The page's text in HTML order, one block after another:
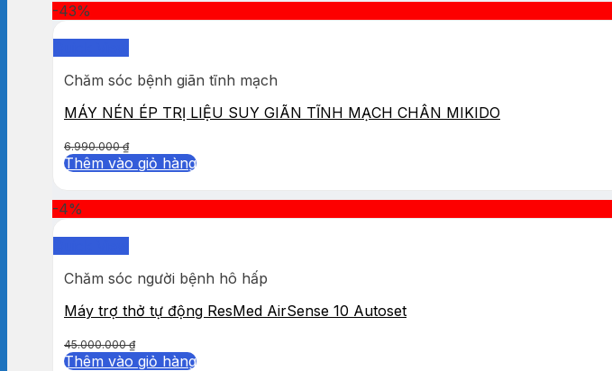
-43%
Chăm sóc bệnh giãn tĩnh mạch
MÁY NÉN ÉP TRỊ LIỆU SUY GIÃN TĨNH MẠCH CHÂN MIKIDO
6.990.000₫
Thêm vào giỏ hàng
-4%
Chăm sóc người bệnh hô hấp
Máy trợ thở tự động ResMed AirSense 10 Autoset
45.000.000₫
Thêm vào giỏ hàng